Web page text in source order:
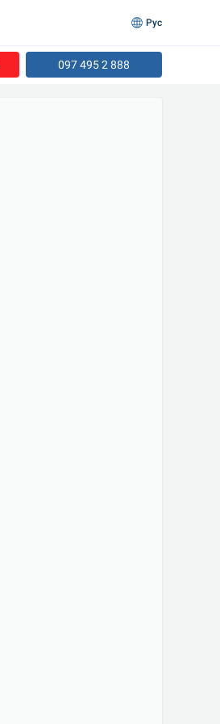
097 495 2 888
Рус